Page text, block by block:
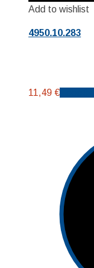
Add to wishlist
4950.10.283
11,49 €